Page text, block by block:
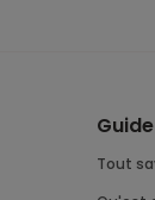
Tout